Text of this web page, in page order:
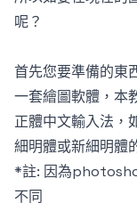
呢？
首先您要準備的東
一套繪圖軟體，
正體中文輸入法，
細明體或新細明體
*註: 因為
不同